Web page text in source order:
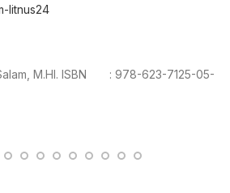
litnus24
M.HI. ISBN : 978-623-7125-05-